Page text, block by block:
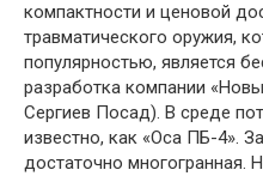
компактности и ценовой
травматического оружия,
популярностью, является
разработка компании
Сергиев Посад). В среде
известно, как «Оса ПБ-4».
достаточно многогранная.